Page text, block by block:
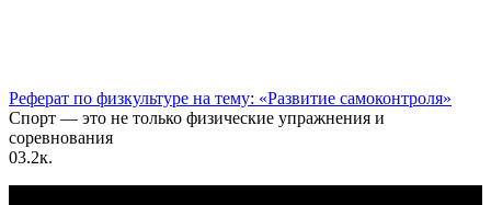
Реферат по физкультуре на тему: «Развитие самоконтроля»
Спорт — это не только физические упражнения и
соревнования
03.2к.